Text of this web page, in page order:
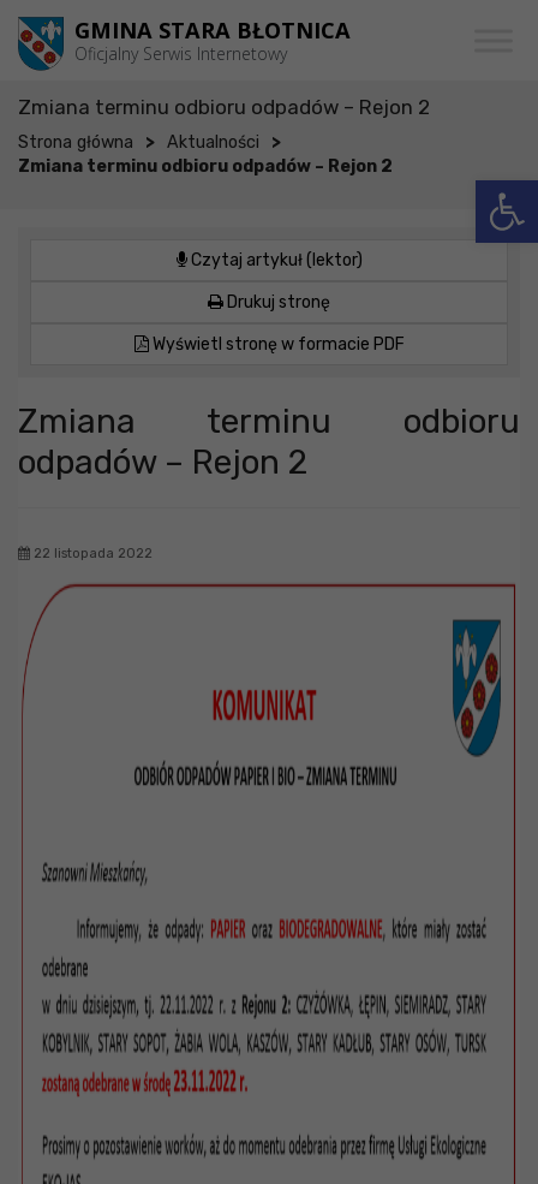
Przejdź do menu
Przejdź do głównej treści strony
Przejdź do stopki strony GMINA STARA BŁOTNICA
Oficjalny Serwis Internetowy
Zmiana terminu odbioru odpadów – Rejon 2
Strona główna > Aktualności >
Zmiana terminu odbioru odpadów – Rejon 2
Czytaj artykuł (lektor)
Drukuj stronę
Wyświetl stronę w formacie PDF
Zmiana terminu odbioru
odpadów – Rejon 2
22 listopada 2022